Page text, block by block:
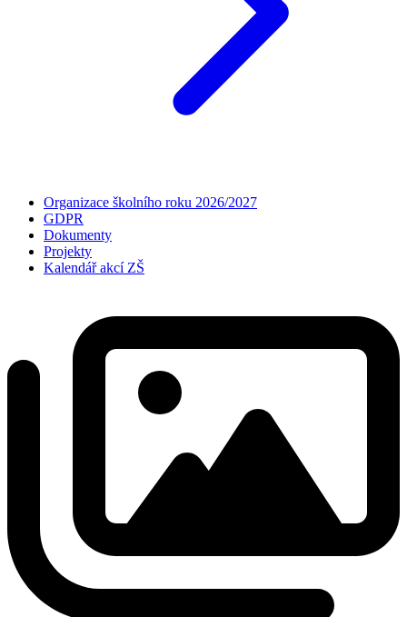
Organizace školního roku 2026/2027
GDPR
Dokumenty
Projekty
Kalendář akcí ZŠ